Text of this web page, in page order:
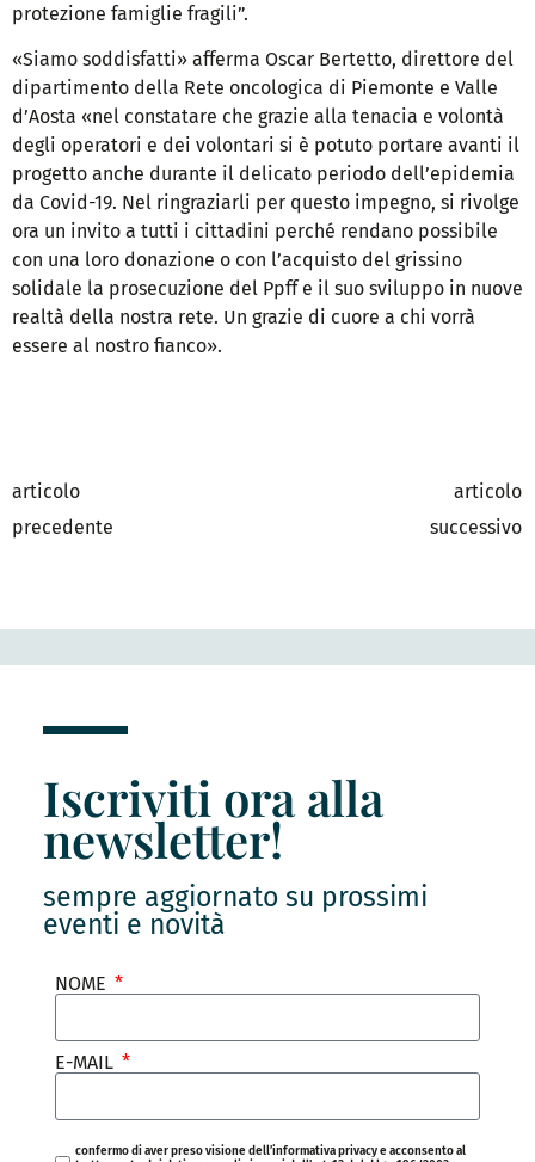
protezione famiglie fragili”.
«Siamo soddisfatti» afferma Oscar Bertetto, direttore del
dipartimento della Rete oncologica di Piemonte e Valle
d’Aosta «nel constatare che grazie alla tenacia e volontà
degli operatori e dei volontari si è potuto portare avanti il
progetto anche durante il delicato periodo dell’epidemia
da Covid-19. Nel ringraziarli per questo impegno, si rivolge
ora un invito a tutti i cittadini perché rendano possibile
con una loro donazione o con l’acquisto del grissino
solidale la prosecuzione del Ppff e il suo sviluppo in nuove
realtà della nostra rete. Un grazie di cuore a chi vorrà
essere al nostro fianco».
articolo
precedente
articolo
successivo
Iscriviti ora alla
newsletter!
sempre aggiornato su prossimi
eventi e novità
NOME
E-MAIL
confermo di aver preso visione dell’informativa privacy e acconsento al